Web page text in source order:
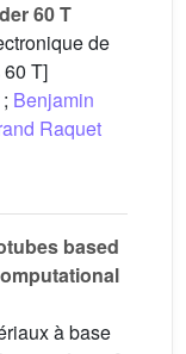
60 T
de
T]
; Benjamin
Raquet
based
à base